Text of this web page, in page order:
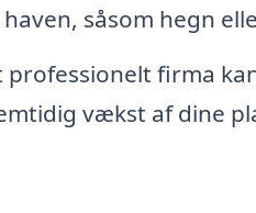
såsom hegn
professionelt firma
vækst af dine